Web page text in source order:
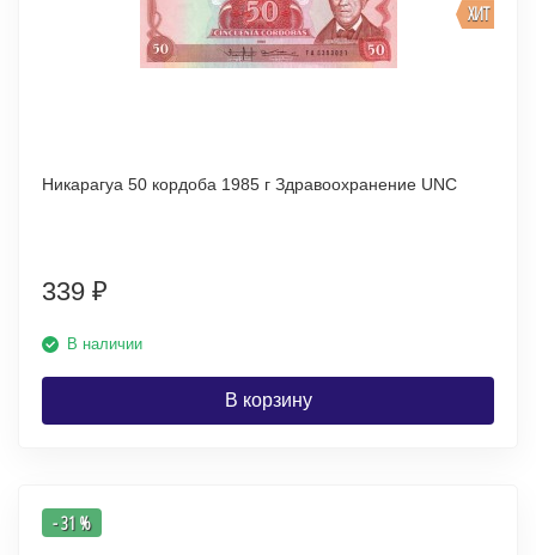
ХИТ
Никарагуа 50 кордоба 1985 г Здравоохранение UNC
339 ₽
В наличии
В корзину
- 31 %